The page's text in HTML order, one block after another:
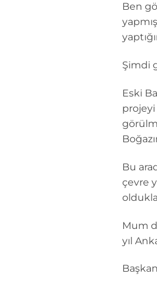
Ben
Şimdi
Eski
Bu
çevre
Mum
yıl